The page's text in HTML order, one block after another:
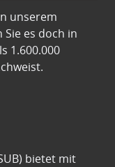
unserem
es doch in
1.600.000
bietet mit